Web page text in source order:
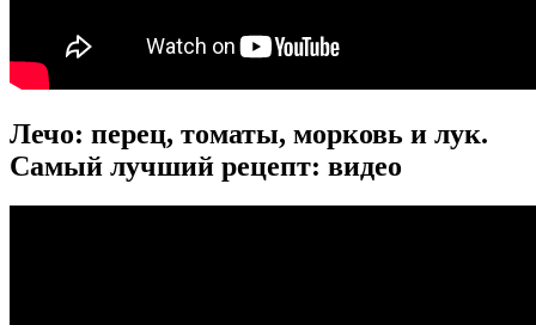
Лечо: перец, томаты, морковь и лук.
Самый лучший рецепт: видео